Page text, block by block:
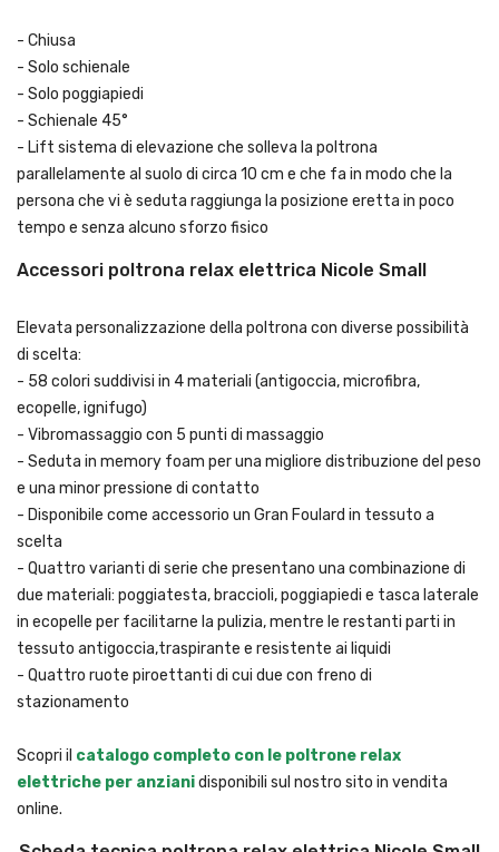
- Chiusa
- Solo schienale
- Solo poggiapiedi
- Schienale 45°
- Lift sistema di elevazione che solleva la poltrona
parallelamente al suolo di circa 10 cm e che fa in modo che la
persona che vi è seduta raggiunga la posizione eretta in poco
tempo e senza alcuno sforzo fisico
Accessori poltrona relax elettrica Nicole Small
Elevata personalizzazione della poltrona con diverse possibilità
di scelta:
- 58 colori suddivisi in 4 materiali (antigoccia, microfibra,
ecopelle, ignifugo)
- Vibromassaggio con 5 punti di massaggio
- Seduta in memory foam per una migliore distribuzione del peso
e una minor pressione di contatto
- Disponibile come accessorio un Gran Foulard in tessuto a
scelta
- Quattro varianti di serie che presentano una combinazione di
due materiali: poggiatesta, braccioli, poggiapiedi e tasca laterale
in ecopelle per facilitarne la pulizia, mentre le restanti parti in
tessuto antigoccia,traspirante e resistente ai liquidi
- Quattro ruote piroettanti di cui due con freno di
stazionamento
Scopri il catalogo completo con le poltrone relax
elettriche per anzianidisponibili sul nostro sito in vendita
online.